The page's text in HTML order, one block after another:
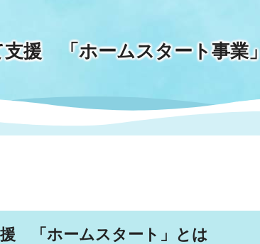
地域情報
雇用・労働
地域福祉
施設関連情報
いわき市立美術館
指定管理者
行政計画
市の制度
支援 「ホームスタート事業」
「ホームスタート」とは